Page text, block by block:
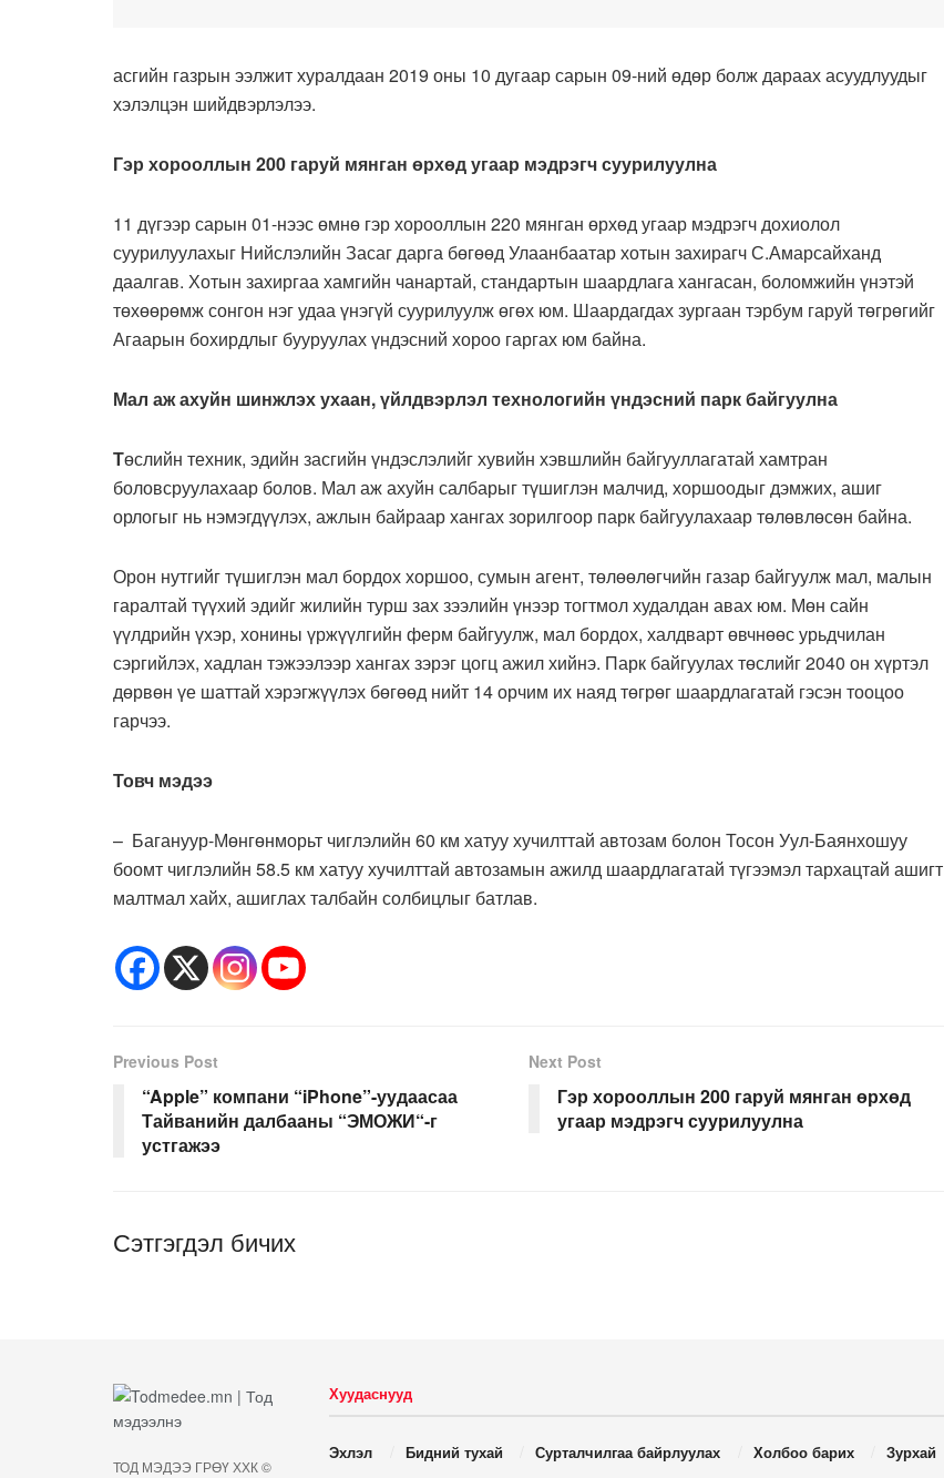
асгийн газрын ээлжит хуралдаан 2019 оны 10 дугаар сарын 09-ний өдөр болж дараах асуудлуудыг
хэлэлцэн шийдвэрлэлээ.
Гэр хорооллын 200 гаруй мянган өрхөд угаар мэдрэгч суурилуулна
11 дүгээр сарын 01-нээс өмнө гэр хорооллын 220 мянган өрхөд угаар мэдрэгч дохиолол
суурилуулахыг Нийслэлийн Засаг дарга бөгөөд Улаанбаатар хотын захирагч С.Амарсайханд
даалгав. Хотын захиргаа хамгийн чанартай, стандартын шаардлага хангасан, боломжийн үнэтэй
төхөөрөмж сонгон нэг удаа үнэгүй суурилуулж өгөх юм. Шаардагдах зургаан тэрбум гаруй төгрөгийг
Агаарын бохирдлыг бууруулах үндэсний хороо гаргах юм байна.
Мал аж ахуйн шинжлэх ухаан, үйлдвэрлэл технологийн үндэсний парк байгуулна
Төслийн техник, эдийн засгийн үндэслэлийг хувийн хэвшлийн байгууллагатай хамтран
боловсруулахаар болов. Мал аж ахуйн салбарыг түшиглэн малчид, хоршоодыг дэмжих, ашиг
орлогыг нь нэмэгдүүлэх, ажлын байраар хангах зорилгоор парк байгуулахаар төлөвлөсөн байна.
Орон нутгийг түшиглэн мал бордох хоршоо, сумын агент, төлөөлөгчийн газар байгуулж мал, малын
гаралтай түүхий эдийг жилийн турш зах зээлийн үнээр тогтмол худалдан авах юм. Мөн сайн
үүлдрийн үхэр, хонины үржүүлгийн ферм байгуулж, мал бордох, халдварт өвчнөөс урьдчилан
сэргийлэх, хадлан тэжээлээр хангах зэрэг цогц ажил хийнэ. Парк байгуулах төслийг 2040 он хүртэл
дөрвөн үе шаттай хэрэгжүүлэх бөгөөд нийт 14 орчим их наяд төгрөг шаардлагатай гэсэн тооцоо
гарчээ.
Товч мэдээ
– Багануур-Мөнгөнморьт чиглэлийн 60 км хатуу хучилттай автозам болон Тосон Уул-Баянхошуу
боомт чиглэлийн 58.5 км хатуу хучилттай автозамын ажилд шаардлагатай түгээмэл тархацтай ашигт
малтмал хайх, ашиглах талбайн солбицлыг батлав.
Previous Post
“Apple” компани “iPhone”-уудаасаа
Тайванийн далбааны “ЭМОЖИ“-г
устгажээ
Next Post
Гэр хорооллын 200 гаруй мянган өрхөд
угаар мэдрэгч суурилуулна
Сэтгэгдэл бичих
ТОД МЭДЭЭ ГРӨҮ ХХК ©
Хуудаснууд
Эхлэл Бидний тухай Сурталчилгаа байрлуулах Холбоо барих Зурхай